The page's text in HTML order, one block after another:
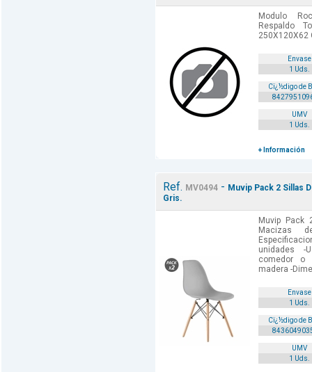
Modulo
Respaldo
250X120X62
Envase
1 Uds.
Cï¿½digo de
UMV
1 Uds.
+ Información
Ref. MV0494- Muvip Pack 2 Sillas
Gris.
Muvip Pack
Macizas
unidades -
comedor o
madera -
Envase
1 Uds.
Cï¿½digo de
UMV
1 Uds.